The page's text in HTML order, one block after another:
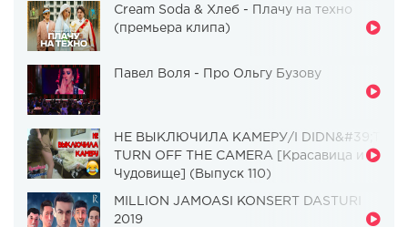
Cream Soda & Хлеб - Плачу на техно
(премьера клипа)
Павел Воля - Про Ольгу Бузову
НЕ ВЫКЛЮЧИЛА КАМЕРУ/I DIDN&#39;T
TURN OFF THE CAMERA [Красавица и
Чудовище] (Выпуск 110)
MILLION JAMOASI KONSERT DASTURI
2019